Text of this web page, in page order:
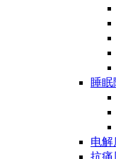
睡眠
电解